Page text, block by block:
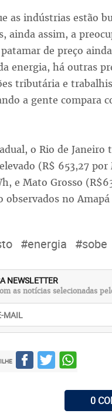
as indústrias estão
ainda assim, a
de preço
energia, há outras
tributária e
a gente compara
o Rio de Janeiro
(R$ 653,27
e Mato Grosso
observados no
#energia #sobe
NEWSLETTER
as notícias selecionadas
0